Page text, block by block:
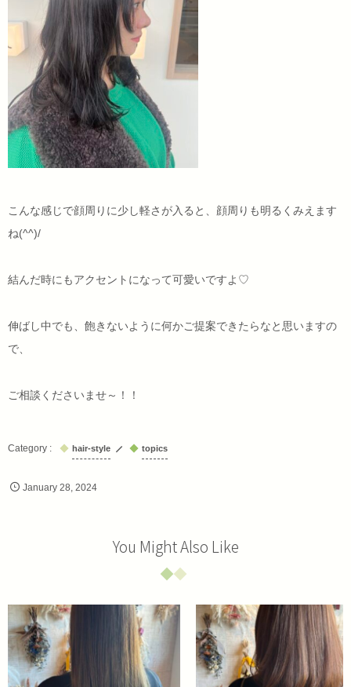
こんな感じで顔周りに少し軽さが入ると、顔周りも明るくみえます
ね(^^)/
結んだ時にもアクセントになって可愛いですよ♡
伸ばし中でも、飽きないように何かご提案できたらなと思いますの
で、
ご相談くださいませ～！！
hair-style topics
January 28 ,2024
You Might Also Like